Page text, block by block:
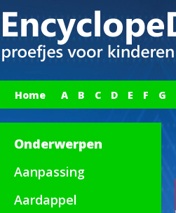
Home A B C D E F G
Onderwerpen
Aanpassing
Aardappel